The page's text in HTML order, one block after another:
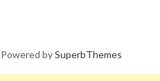
| Powered bySuperbThemes